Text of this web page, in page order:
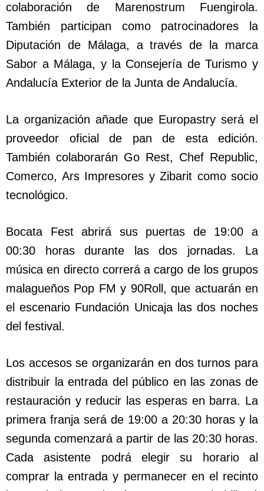
colaboración de Marenostrum Fuengirola.
También participan como patrocinadores la
Diputación de Málaga, a través de la marca
Sabor a Málaga, y la Consejería de Turismo y
Andalucía Exterior de la Junta de Andalucía.
La organización añade que Europastry será el
proveedor oficial de pan de esta edición.
También colaborarán Go Rest, Chef Republic,
Comerco, Ars Impresores y Zibarit como socio
tecnológico.
Bocata Fest abrirá sus puertas de 19:00 a
00:30 horas durante las dos jornadas. La
música en directo correrá a cargo de los grupos
malagueños Pop FM y 90Roll, que actuarán en
el escenario Fundación Unicaja las dos noches
del festival.
Los accesos se organizarán en dos turnos para
distribuir la entrada del público en las zonas de
restauración y reducir las esperas en barra. La
primera franja será de 19:00 a 20:30 horas y la
segunda comenzará a partir de las 20:30 horas.
Cada asistente podrá elegir su horario al
comprar la entrada y permanecer en el recinto